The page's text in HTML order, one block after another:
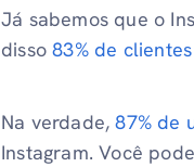
Já sabemos que o
disso83% de clientes
Na verdade,87% de
Instagram. Você